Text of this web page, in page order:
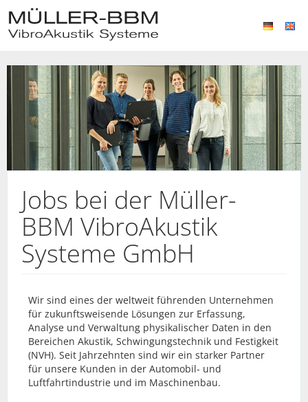
Jobs bei der Müller-
BBM VibroAkustik
Systeme GmbH
Wir sind eines der weltweit führenden Unternehmen
für zukunftsweisende Lösungen zur Erfassung,
Analyse und Verwaltung physikalischer Daten in den
Bereichen Akustik, Schwingungstechnik und Festigkeit
(NVH). Seit Jahrzehnten sind wir ein starker Partner
für unsere Kunden in der Automobil- und
Luftfahrtindustrie und im Maschinenbau.